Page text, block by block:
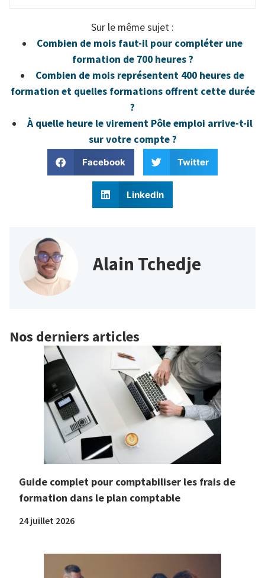
Sur le même sujet :
Combien de mois faut-il pour compléter une
formation de 700 heures ?
Combien de mois représentent 400 heures de
formation et quelles formations offrent cette durée
?
À quelle heure le virement Pôle emploi arrive-t-il
sur votre compte ?
Facebook Twitter
LinkedIn
Alain Tchedje
Nos derniers articles
Guide complet pour comptabiliser les frais de
formation dans le plan comptable
24 juillet 2026